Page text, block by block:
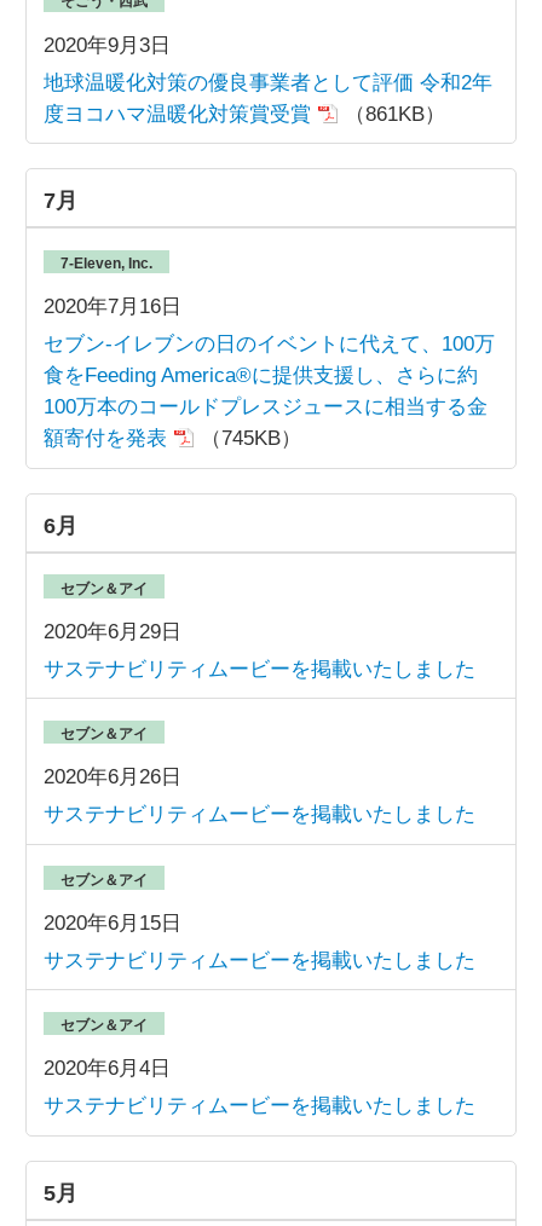
2020年9月3日
地球温暖化対策の優良事業者として評価 令和2年
度ヨコハマ温暖化対策賞受賞
（861KB）
7月
2020年7月16日
7-Eleven, Inc.
セブン-イレブンの日のイベントに代えて、100万
食をFeeding America®に提供支援し、さらに約
100万本のコールドプレスジュースに相当する金
額寄付を発表
（745KB）
6月
2020年6月29日
セブン＆アイ
サステナビリティムービーを掲載いたしました
2020年6月26日
セブン＆アイ
サステナビリティムービーを掲載いたしました
2020年6月15日
セブン＆アイ
サステナビリティムービーを掲載いたしました
2020年6月4日
セブン＆アイ
サステナビリティムービーを掲載いたしました
5月